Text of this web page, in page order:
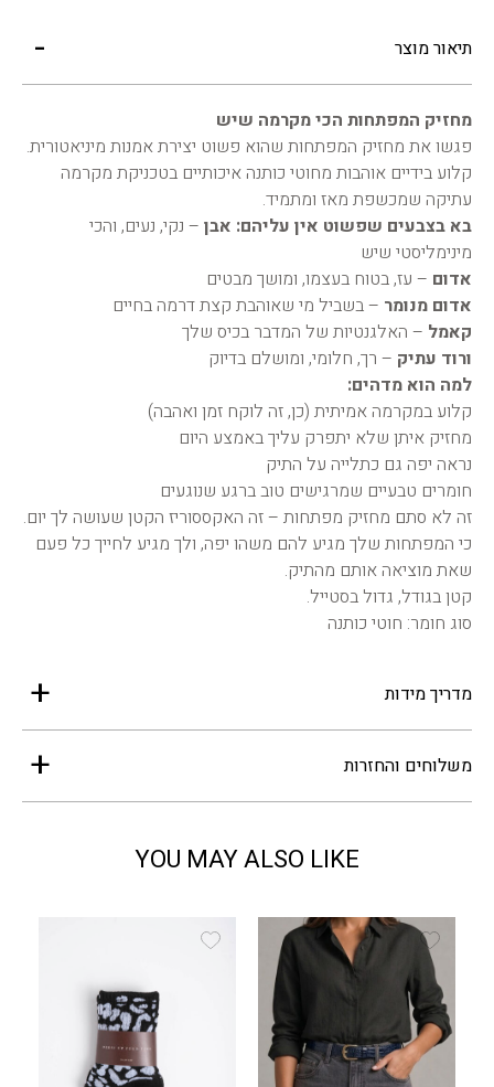
תיאור מוצר
מחזיק המפתחות הכי מקרמה שיש
פגשו את מחזיק המפתחות שהוא פשוט יצירת אמנות מיניאטורית.
קלוע בידיים אוהבות מחוטי כותנה איכותיים בטכניקת מקרמה
עתיקה שמכשפת מאז ומתמיד.
בא בצבעים שפשוט אין עליהם: אבן – נקי, נעים, והכי
מינימליסטי שיש
אדום – עז, בטוח בעצמו, ומושך מבטים
אדום מנומר – בשביל מי שאוהבת קצת דרמה בחיים
קאמל – האלגנטיות של המדבר בכיס שלך
ורוד עתיק – רך, חלומי, ומושלם בדיוק
למה הוא מדהים:
קלוע במקרמה אמיתית (כן, זה לוקח זמן ואהבה)
מחזיק איתן שלא יתפרק עליך באמצע היום
נראה יפה גם כתלייה על התיק
חומרים טבעיים שמרגישים טוב ברגע שנוגעים
זה לא סתם מחזיק מפתחות – זה האקססוריז הקטן שעושה לך יום.
כי המפתחות שלך מגיע להם משהו יפה, ולך מגיע לחייך כל פעם
שאת מוציאה אותם מהתיק.
קטן בגודל, גדול בסטייל.
סוג חומר: חוטי כותנה
מדריך מידות
משלוחים והחזרות
YOU MAY ALSO LIKE